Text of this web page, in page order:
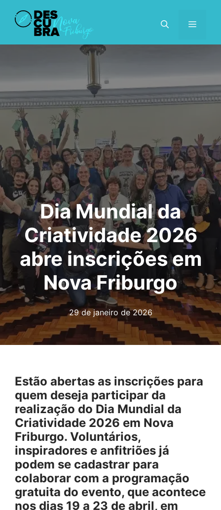
para
MENU
Dia Mundial da
Criatividade 2026
abre inscrições em
Nova Friburgo
29 de janeiro de 2026
Estão abertas as inscrições para
quem deseja participar da
realização do Dia Mundial da
Criatividade 2026 em Nova
Friburgo. Voluntários,
inspiradores e anfitriões já
podem se cadastrar para
colaborar com a programação
gratuita do evento, que acontece
nos dias 19 a 23 de abril, em